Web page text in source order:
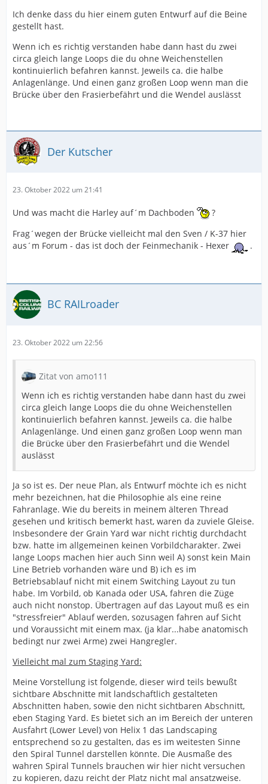
Ich denke dass du hier einem guten Entwurf auf die Beine
gestellt hast.
Wenn ich es richtig verstanden habe dann hast du zwei
circa gleich lange Loops die du ohne Weichenstellen
kontinuierlich befahren kannst. Jeweils ca. die halbe
Anlagenlänge. Und einen ganz großen Loop wenn man die
Brücke über den Frasierbefährt und die Wendel auslässt
Der Kutscher
23. Oktober 2022 um 21:41
Und was macht die Harley auf´m Dachboden
?
Frag´wegen der Brücke vielleicht mal den Sven / K-37 hier
aus´m Forum - das ist doch der Feinmechanik - Hexer
.
BC RAILroader
23. Oktober 2022 um 22:56
Zitat von amo111
Wenn ich es richtig verstanden habe dann hast du zwei
circa gleich lange Loops die du ohne Weichenstellen
kontinuierlich befahren kannst. Jeweils ca. die halbe
Anlagenlänge. Und einen ganz großen Loop wenn man
die Brücke über den Frasierbefährt und die Wendel
auslässt
Ja so ist es. Der neue Plan, als Entwurf möchte ich es nicht
mehr bezeichnen, hat die Philosophie als eine reine
Fahranlage. Wie du bereits in meinem älteren Thread
gesehen und kritisch bemerkt hast, waren da zuviele Gleise.
Insbesondere der Grain Yard war nicht richtig durchdacht
bzw. hatte im allgemeinen keinen Vorbildcharakter. Zwei
lange Loops machen hier auch Sinn weil A) sonst kein Main
Line Betrieb vorhanden wäre und B) ich es im
Betriebsablauf nicht mit einem Switching Layout zu tun
habe. Im Vorbild, ob Kanada oder USA, fahren die Züge
auch nicht nonstop. Übertragen auf das Layout muß es ein
"stressfreier" Ablauf werden, sozusagen fahren auf Sicht
und Voraussicht mit einem max. (ja klar...habe anatomisch
bedingt nur zwei Arme) zwei Hangregler.
Vielleicht mal zum Staging Yard:
Meine Vorstellung ist folgende, dieser wird teils bewußt
sichtbare Abschnitte mit landschaftlich gestalteten
Abschnitten haben, sowie den nicht sichtbaren Abschnitt,
eben Staging Yard. Es bietet sich an im Bereich der unteren
Ausfahrt (Lower Level) von Helix 1 das Landscaping
entsprechend so zu gestalten, das es im weitesten Sinne
den Spiral Tunnel darstellen könnte. Die Ausmaße des
wahren Spiral Tunnels brauchen wir hier nicht versuchen
zu kopieren, dazu reicht der Platz nicht mal ansatzweise.